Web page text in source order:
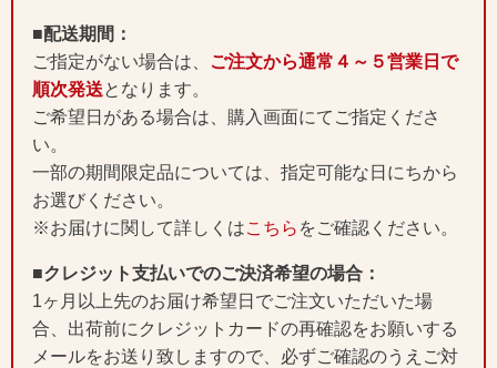
■配送期間：
ご指定がない場合は、 ご注文から通常４～５営業日で
順次発送となります。
ご希望日がある場合は、購入画面にてご指定くださ
い。
一部の期間限定品については、指定可能な日にちから
お選びください。
※お届けに関して詳しくはこちら をご確認ください。
■クレジット支払いでのご決済希望の場合：
1ヶ月以上先のお届け希望日でご注文いただいた場
合、出荷前にクレジットカードの再確認をお願いする
メールをお送り致しますので、必ずご確認のうえご対